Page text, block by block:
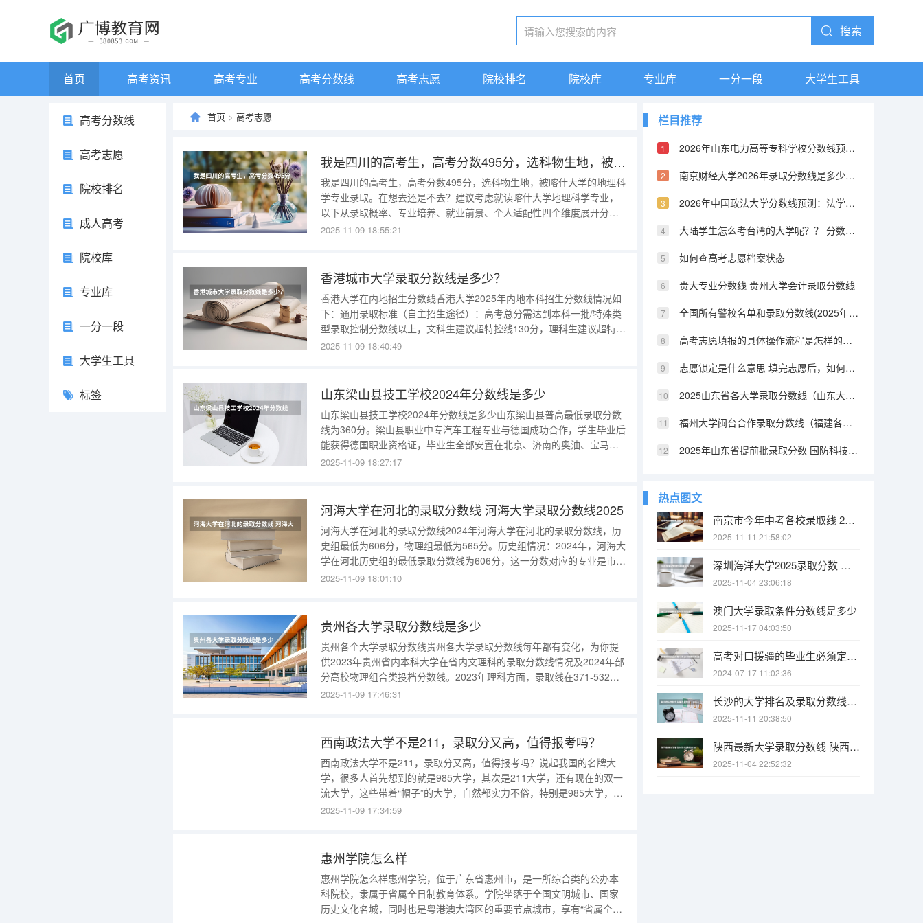
搜索
首页 高考资讯 高考专业 高考分数线 高考志愿 院校排名 院校库 专业库 一分一段 大学生工具
高考分数线
高考志愿
院校排名
成人高考
院校库
专业库
一分一段
大学生工具
标签
首页 > 高考志愿
我是四川的高考生，高考分数495分，选科物生地，被喀什大学的地理科学专业录取。在想去还是不去？（重庆师范大学地理类专业录取分数线）
我是四川的高考生，高考分数495分，选科物生地，被喀什大学的地理科
学专业录取。在想去还是不去？建议考虑就读喀什大学地理科学专业，
以下从录取概率、专业培养、就业前景、个人适配性四个维度展开分
析：一、录取概率：你的分数具备明显优势喀什大学2024年地理科学专
2025-11-09 18:55:21
香港城市大学录取分数线是多少？
香港大学在内地招生分数线香港大学2025年内地本科招生分数线情况如
下：通用录取标准（自主招生途径）：高考总分需达到本科一批/特殊类
型录取控制分数线以上，文科生建议超特控线130分，理科生建议超特控
线150分，热门专业如医学、工商管理等要求更高，部分需超特控线200
2025-11-09 18:40:49
山东梁山县技工学校2024年分数线是多少
山东梁山县技工学校2024年分数线是多少山东梁山县普高最低录取分数
线为360分。梁山县职业中专汽车工程专业与德国成功合作，学生毕业后
能获得德国职业资格证，毕业生全部安置在北京、济南的奥油、宝马、
奔驰、大众等大型4S店工作，工作体面，待遇丰厚，部分学生在实习期
2025-11-09 18:27:17
河海大学在河北的录取分数线 河海大学录取分数线2025
河海大学在河北的录取分数线2024年河海大学在河北的录取分数线，历
史组最低为606分，物理组最低为565分。历史组情况：2024年，河海大
学在河北历史组的最低录取分数线为606分，这一分数对应的专业是市场
营销。在该分数段，考生的位次大约为3483位，这意味着在河北历史组
2025-11-09 18:01:10
贵州各大学录取分数线是多少
贵州各个大学录取分数线贵州各大学录取分数线每年都有变化，为你提
供2023年贵州省内本科大学在省内文理科的录取分数线情况及2024年部
分高校物理组合类投档分数线。2023年理科方面，录取线在371-532分
之间。分数线排名前五的院校：贵州大学(软件类)532分、贵州大学506
2025-11-09 17:46:31
西南政法大学不是211，录取分又高，值得报考吗？
西南政法大学不是211，录取分又高，值得报考吗？说起我国的名牌大
学，很多人首先想到的就是985大学，其次是211大学，还有现在的双一
流大学，这些带着“帽子”的大学，自然都实力不俗，特别是985大学，一
直都是我国名牌大学的代名词。那么，是不是非985大学、非211大学、
2025-11-09 17:34:59
惠州学院怎么样
惠州学院怎么样惠州学院，位于广东省惠州市，是一所综合类的公办本
科院校，隶属于省属全日制教育体系。学院坐落于全国文明城市、国家
历史文化名城，同时也是粤港澳大湾区的重要节点城市，享有“省属全日
栏目推荐
2026年山东电力高等专科学校分数线预测及往年分数参考
南京财经大学2026年录取分数线是多少？专业优势与就业前景全面解析
2026年中国政法大学分数线预测：法学界的黄埔军校
大陆学生怎么考台湾的大学呢？？ 分数线又是怎样的？？ 考取难度高不高？
如何查高考志愿档案状态
贵大专业分数线 贵州大学会计录取分数线
全国所有警校名单和录取分数线(2025年参考) 陕西提前批警校录取分数
高考志愿填报的具体操作流程是怎样的（江西高考志愿填报详细步骤）
志愿锁定是什么意思 填完志愿后，如何快速知道自己是否被录取
2025山东省各大学录取分数线（山东大学排名及录取分数线）
福州大学闽台合作录取分数线（福建各所大学法学系的分数线2025）
2025年山东省提前批录取分数 国防科技大学提前批山东录取分数线
热点图文
南京市今年中考各校录取线 2025南京中考分数线与录取线
2025-11-11 21:58:02
深圳海洋大学2025录取分数 中国海洋大学2025投档线
2025-11-04 23:06:18
澳门大学录取条件分数线是多少
2025-11-17 04:03:50
高考对口援疆的毕业生必须定向回新疆工作吗，能不能不会回，不回会怎样？
2024-07-17 11:02:36
长沙的大学排名及录取分数线（长沙大学招生分数线）
2025-11-11 20:38:50
陕西最新大学录取分数线 陕西省2025年各院校最低高考录取分数线
2025-11-04 22:52:32